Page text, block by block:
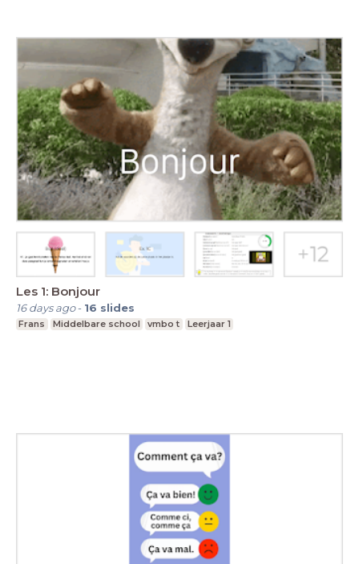
Les 1: Bonjour
16 days ago- 16 slides
Frans Middelbare school vmbo t Leerjaar 1